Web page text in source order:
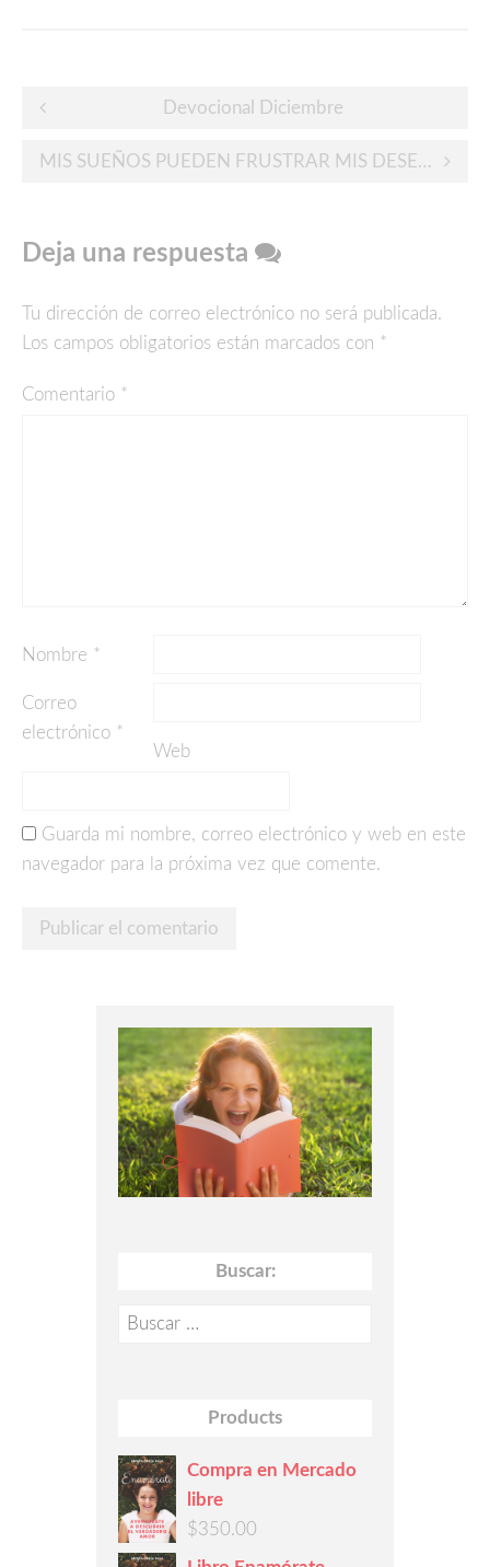
Post
navigation
Devocional Diciembre
MIS SUEÑOS PUEDEN FRUSTRAR MIS DESEOS
Deja una respuesta
Tu dirección de correo electrónico no será publicada.
Los campos obligatorios están marcados con *
Comentario *
Nombre *
Correo
electrónico *
Web
Guarda mi nombre, correo electrónico y web en este
navegador para la próxima vez que comente.
Buscar:
Buscar:
Products
Compra en Mercado
libre
$350.00